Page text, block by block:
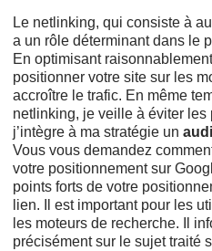
Le netlinking, qui consiste à
a un rôle déterminant dans le
En optimisant
positionner votre site sur les
accroître le trafic. En même
netlinking, je veille à éviter les
j’intègre à ma stratégie un
Vous vous demandez
votre positionnement sur
points forts de votre
lien. Il est important pour les
les moteurs de recherche. Il
précisément sur le sujet traité